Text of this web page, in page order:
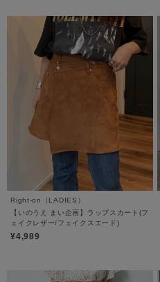
Right-on（LADIES）
【いのうえ まい企画】ラップスカート(フ
ェイクレザー/フェイクスエード)
¥4,989